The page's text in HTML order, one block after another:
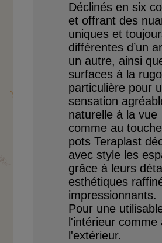
Déclinés en six
et offrant des
uniques et
différentes d’un
un autre, ainsi
surfaces à la
particulière pour
sensation
naturelle à lavue
comme au
pots Teraplast
avec style les
grâce à leurs
esthétiques
impressionnants.
Pour une
l'intérieur comme
l'extérieur.